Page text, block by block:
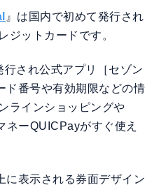
』は国内で初めて発行され
ジットカードです。
され公式アプリ［セゾン
ド番号や有効期限などの情
ラインショッピングや
ーQUICPayがすぐ使え
に表示される券面デザイン